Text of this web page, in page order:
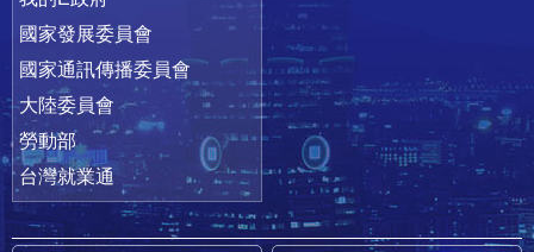
國家發展委員會
國家通訊傳播委員會
大陸委員會
勞動部
台灣就業通